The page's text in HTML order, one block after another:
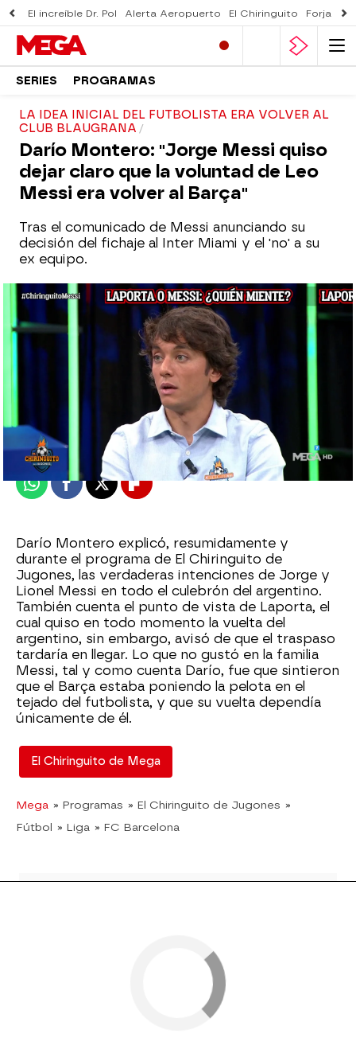
El increíble Dr. Pol Alerta Aeropuerto El Chiringuito Forjado
SERIES PROGRAMAS
LA IDEA INICIAL DEL FUTBOLISTA ERA VOLVER AL
CLUB BLAUGRANA
Darío Montero: "Jorge Messi quiso
dejar claro que la voluntad de Leo
Messi era volver al Barça"
Tras el comunicado de Messi anunciando su
decisión del fichaje al Inter Miami y el 'no' a su
ex equipo.
El Chiringuito
Publicado: 09 de junio de 2023, 03:21
WhatsappFacebook
X Flipboard
Darío Montero explicó, resumidamente y
durante el programa de El Chiringuito de
Jugones, las verdaderas intenciones de Jorge y
Lionel Messi en todo el culebrón del argentino.
También cuenta el punto de vista de Laporta, el
cual quiso en todo momento la vuelta del
argentino, sin embargo, avisó de que el traspaso
tardaría en llegar. Lo que no gustó en la familia
Messi, tal y como cuenta Darío, fue que sintieron
que el Barça estaba poniendo la pelota en el
tejado del futbolista, y que su vuelta dependía
únicamente de él.
El Chiringuito de Mega
Mega » Programas » El Chiringuito de Jugones »
Fútbol » Liga » FC Barcelona